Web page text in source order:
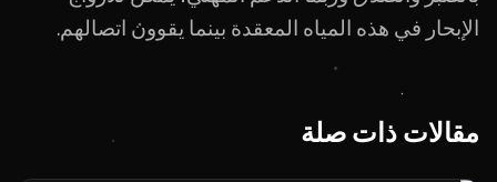
الإبحار في هذه المياه المعقدة بينما يقوون اتصالهم.
مقالات ذات صلة